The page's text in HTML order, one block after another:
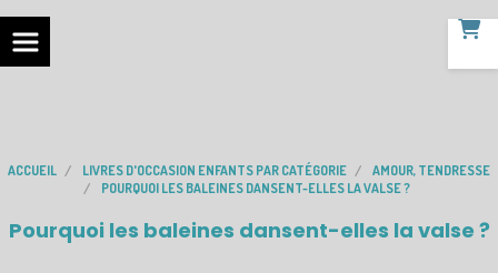
ACCUEIL LIVRES D'OCCASION ENFANTS PAR CATÉGORIE
AMOUR, TENDRESSE
POURQUOI LES BALEINES DANSENT-ELLES LA VALSE ?
Pourquoi les baleines dansent-elles la valse ?